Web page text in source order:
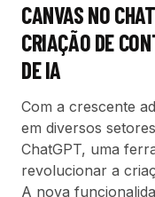
CANVAS NO
CRIAÇÃO DE
DE IA
Com a crescente
em diversos
ChatGPT, uma
revolucionar a
A nova